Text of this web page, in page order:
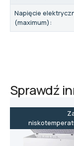
Napięcie
(maximum):
Sprawdź